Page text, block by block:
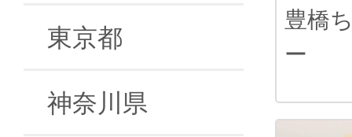
東京都
神奈川県
豊橋
ー